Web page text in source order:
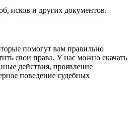
исков и других документов.
помогут вам правильно
свои права. У нас можно скачать
действия, проявление
поведение судебных